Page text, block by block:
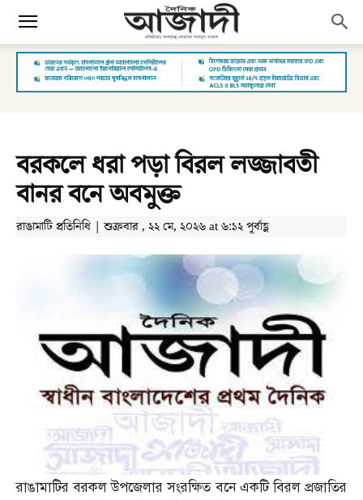
বরকলে ধরা পড়া বিরল লজ্জাবতী
বানর বনে অবমুক্ত
রাঙামাটি প্রতিনিধি | শুক্রবার , ২২ মে, ২০২৬ at ৬:১২ পূর্বাহ্ণ
রাঙামাটির বরকল উপজেলার সংরক্ষিত বনে একটি বিরল প্রজাতির